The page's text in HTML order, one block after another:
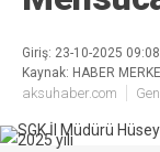
Giriş: 23-10-2025 09:08
Kaynak: HABER
aksuhaber.com